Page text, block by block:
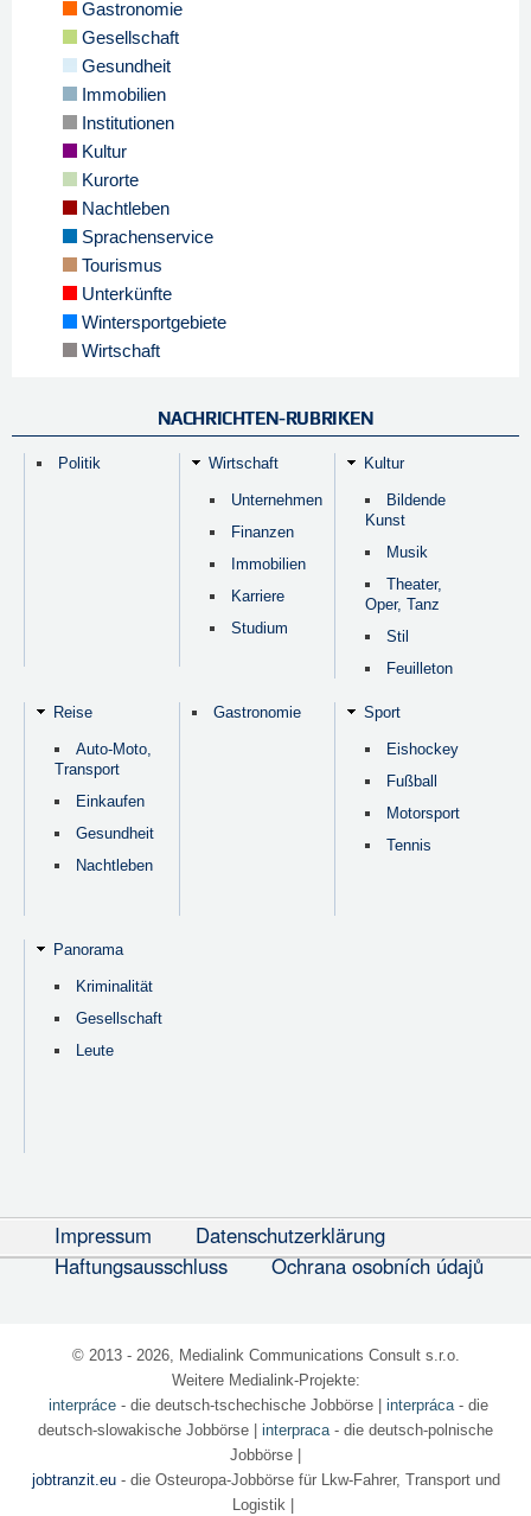
Gastronomie
Gesellschaft
Gesundheit
Immobilien
Institutionen
Kultur
Kurorte
Nachtleben
Sprachenservice
Tourismus
Unterkünfte
Wintersportgebiete
Wirtschaft
NACHRICHTEN-RUBRIKEN
Politik Wirtschaft
Unternehmen
Finanzen
Immobilien
Karriere
Studium
Kultur
Bildende
Kunst
Musik
Theater,
Oper, Tanz
Stil
Feuilleton
Reise
Auto-Moto,
Transport
Einkaufen
Gesundheit
Nachtleben
Gastronomie Sport
Eishockey
Fußball
Motorsport
Tennis
Panorama
Kriminalität
Gesellschaft
Leute
Impressum
Datenschutzerklärung
Haftungsausschluss
Ochrana osobních údajů
© 2013 - 2026, Medialink Communications Consult s.r.o.
Weitere Medialink-Projekte:
interpráce- die deutsch-tschechische Jobbörse| interpráca- die
deutsch-slowakische Jobbörse | interpraca - die deutsch-polnische
Jobbörse |
jobtranzit.eu- die Osteuropa-Jobbörse für Lkw-Fahrer, Transport und
Logistik |